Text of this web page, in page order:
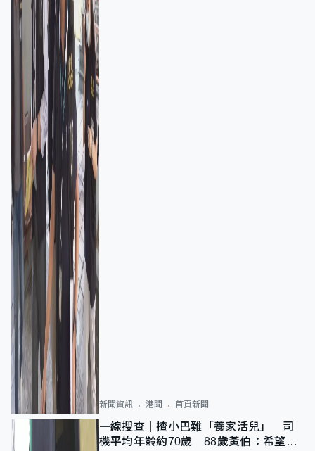
新聞資訊 港聞 首頁新聞
一線搜查｜揸小巴難「養家活兒」 司
機平均年齡約70歲 88歲黃伯：希望一